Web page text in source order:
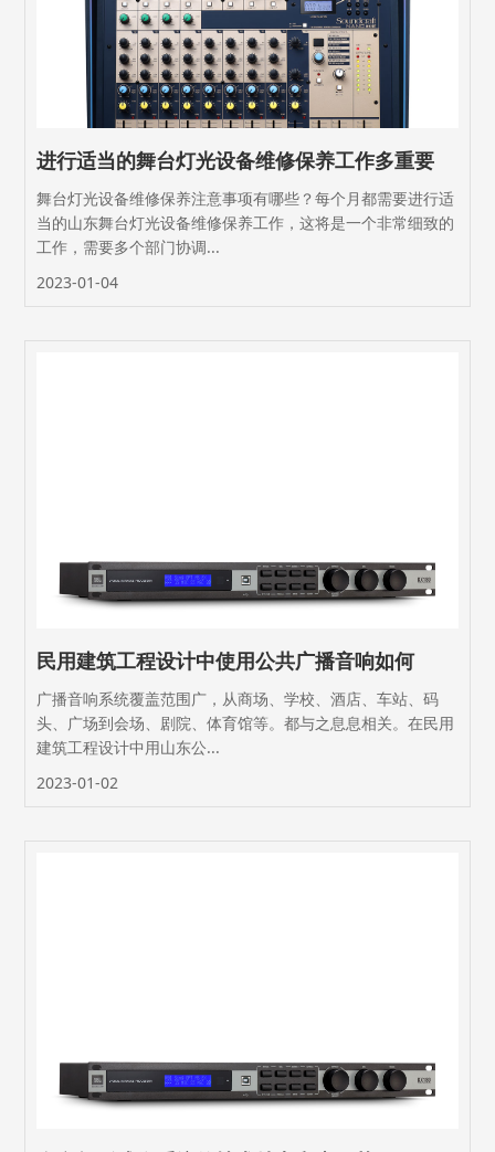
进行适当的舞台灯光设备维修保养工作多重要
舞台灯光设备维修保养注意事项有哪些？每个月都需要进行适
当的山东舞台灯光设备维修保养工作，这将是一个非常细致的
工作，需要多个部门协调...
2023-01-04
民用建筑工程设计中使用公共广播音响如何
广播音响系统覆盖范围广，从商场、学校、酒店、车站、码
头、广场到会场、剧院、体育馆等。都与之息息相关。在民用
建筑工程设计中用山东公...
2023-01-02